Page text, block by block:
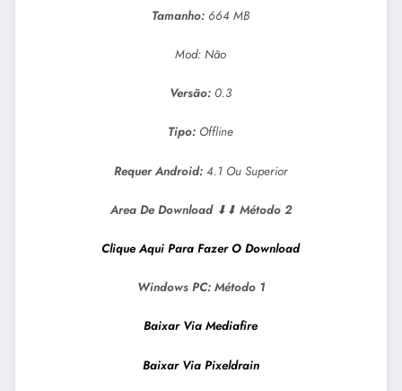
Tamanho: 664 MB
Mod: Não
Versão: 0.3
Tipo: Offline
Requer Android:4.1 Ou Superior
Area De Download⬇⬇ Método 2
Clique Aqui Para Fazer O Download
Windows PC: Método 1
Baixar Via Mediafire
Baixar Via Pixeldrain